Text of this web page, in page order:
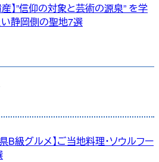
】”信仰の対象と芸術の源泉” を学
静岡側の聖地7選
B級グルメ】ご当地料理・ソウルフー